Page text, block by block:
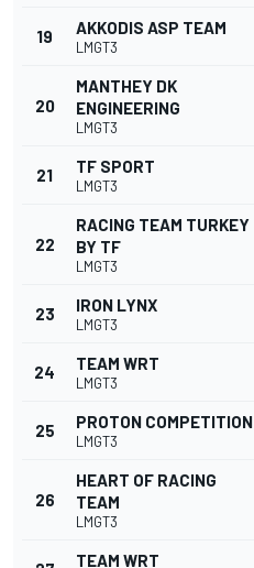
19 AKKODIS ASP TEAM
LMGT3
20
MANTHEY DK
ENGINEERING
LMGT3
21 TF SPORT
LMGT3
22
RACING TEAM TURKEY
BY TF
LMGT3
23 IRON LYNX
LMGT3
24 TEAM WRT
LMGT3
25 PROTON COMPETITION
LMGT3
26
HEART OF RACING
TEAM
LMGT3
TEAM WRT